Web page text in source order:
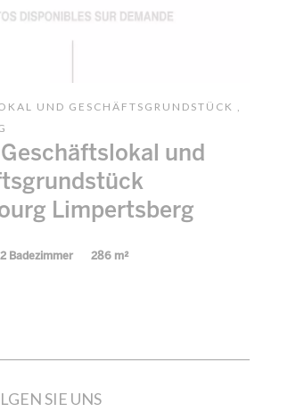
UND GESCHÄFTSGRUNDSTÜCK ,
und
Limpertsberg
2 Badezimmer 286 m²
SIE UNS